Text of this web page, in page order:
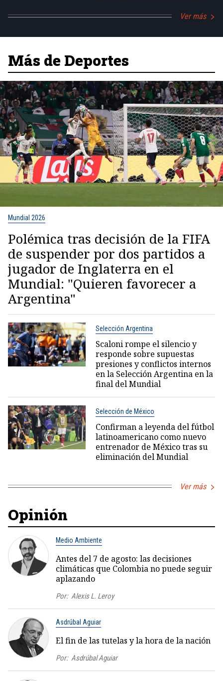
Ver más
Más de Deportes
Mundial 2026
Polémica tras decisión de la FIFA
de suspender por dos partidos a
jugador de Inglaterra en el
Mundial: "Quieren favorecer a
Argentina"
Selección Argentina
Scaloni rompe el silencio y
responde sobre supuestas
presiones y conflictos internos
en la Selección Argentina en la
final del Mundial
Selección de México
Confirman a leyenda del fútbol
latinoamericano como nuevo
entrenador de México tras su
eliminación del Mundial
Ver más
Opinión
Medio Ambiente
Antes del 7 de agosto: las decisiones
climáticas que Colombia no puede seguir
aplazando
Por: Alexis L. Leroy
Asdrúbal Aguiar
El fin de las tutelas y la hora de la nación
Por: Asdrúbal Aguiar